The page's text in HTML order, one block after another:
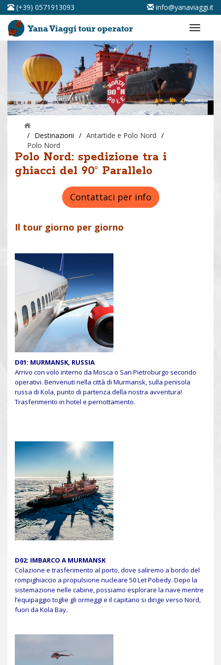
(+39) 0571913093 info@yanaviaggi.it
/ Destinazioni / Antartide e Polo Nord /
Polo Nord
Polo Nord: spedizione tra i
ghiacci del 90° Parallelo
Contattaci per info
Il tour giorno per giorno
D01: MURMANSK, RUSSIA
Arrivo con volo interno da Mosca o San Pietroburgo secondo
operativi. Benvenuti nella città di Murmansk, sulla penisola
russa di Kola, punto di partenza della nostra avventura!
Trasferimento in hotel e pernottamento.
D02: IMBARCO A MURMANSK
Colazione e trasferimento al porto, dove saliremo a bordo del
rompighiaccio a propulsione nucleare 50 Let Pobedy. Dopo la
sistemazione nelle cabine, possiamo esplorare la nave mentre
l’equipaggio toglie gli ormeggi e il capitano si dirige verso Nord,
fuori da Kola Bay.